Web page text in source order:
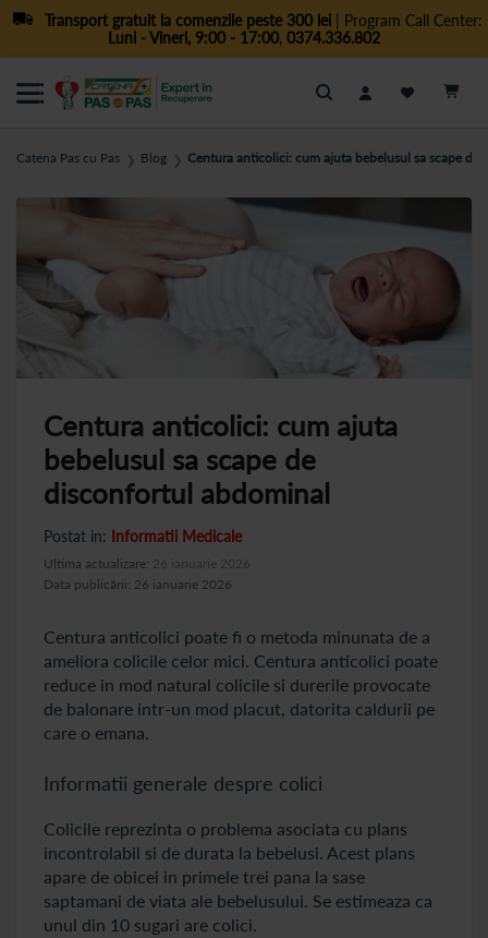
Transport gratuit la comenzile peste 300 lei| Program Call Center:
Luni - Vineri, 9:00 - 17:00, 0374.336.802
Cautare
Catena Pas cu Pas ❯ Blog ❯ Centura anticolici: cum ajuta bebelusul sa scape
Centura anticolici: cum ajuta
bebelusul sa scape de
disconfortul abdominal
Postat in: Informatii Medicale
Data publicării: 26 ianuarie 2026
Ultima actualizare: 26 ianuarie 2026
Centura anticolici poate fi o metoda minunata de a
ameliora colicile celor mici. Centura anticolici poate
reduce in mod natural colicile si durerile provocate
de balonare intr-un mod placut, datorita caldurii pe
care o emana.
Informatii generale despre colici
Colicile reprezinta o problema asociata cu plans
incontrolabil si de durata la bebelusi. Acest plans
apare de obicei in primele trei pana la sase
saptamani de viata ale bebelusului. Se estimeaza ca
unul din 10 sugari are colici.